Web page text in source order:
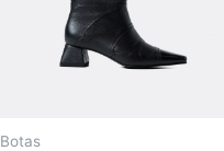
Botas